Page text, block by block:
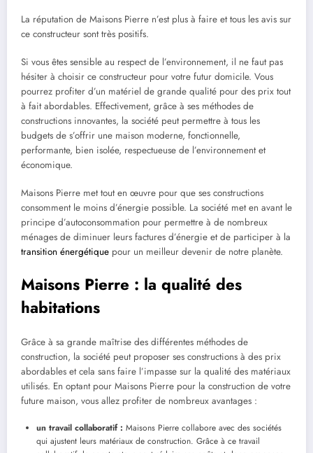
La réputation de Maisons Pierre n’est plus à faire et tous les avis sur
ce constructeur sont très positifs.
Si vous êtes sensible au respect de l’environnement, il ne faut pas
hésiter à choisir ce constructeur pour votre futur domicile. Vous
pourrez profiter d’un matériel de grande qualité pour des prix tout
à fait abordables. Effectivement, grâce à ses méthodes de
constructions innovantes, la société peut permettre à tous les
budgets de s’offrir une maison moderne, fonctionnelle,
performante, bien isolée, respectueuse de l’environnement et
économique.
Maisons Pierre met tout en œuvre pour que ses constructions
consomment le moins d’énergie possible. La société met en avant le
principe d’autoconsommation pour permettre à de nombreux
ménages de diminuer leurs factures d’énergie et de participer à la
transition énergétique pour un meilleur devenir de notre planète.
Maisons Pierre : la qualité des
habitations
Grâce à sa grande maîtrise des différentes méthodes de
construction, la société peut proposer ses constructions à des prix
abordables et cela sans faire l’impasse sur la qualité des matériaux
utilisés. En optant pour Maisons Pierre pour la construction de votre
future maison, vous allez profiter de nombreux avantages :
un travail collaboratif : Maisons Pierre collabore avec des sociétés
qui ajustent leurs matériaux de construction. Grâce à ce travail